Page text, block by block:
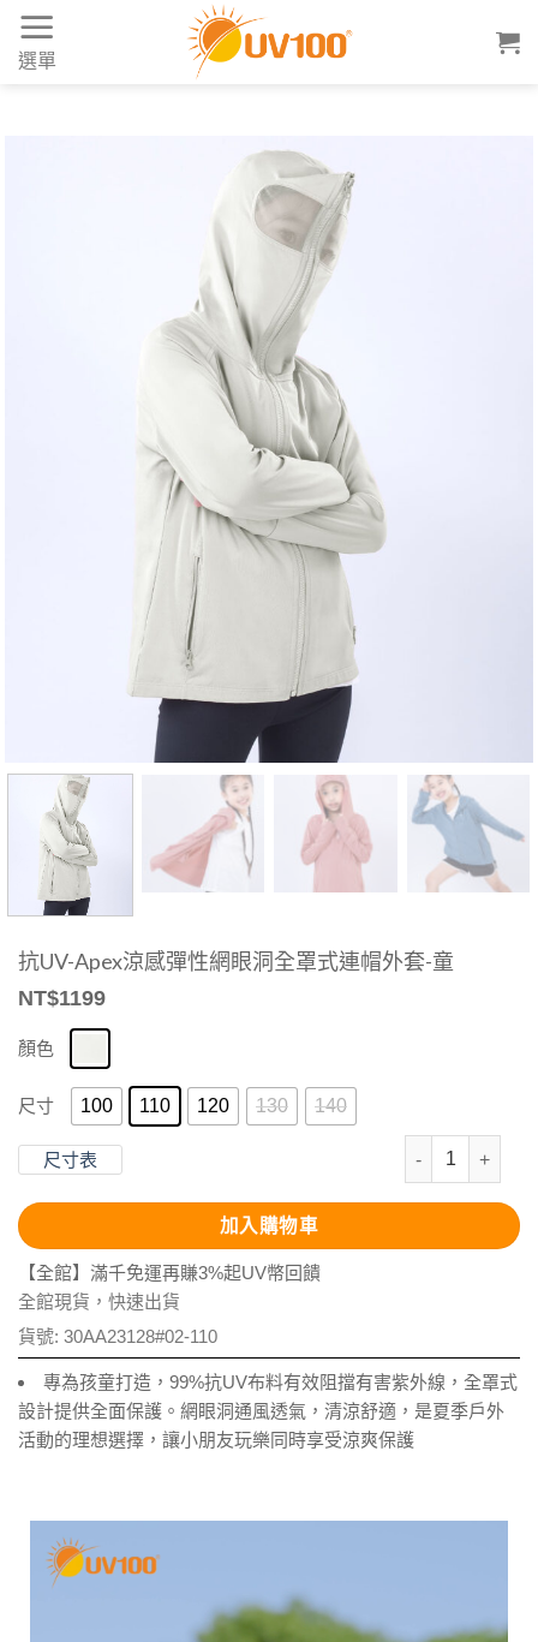
Skip
content
選單
抗UV-Apex涼感彈性網眼洞全罩式連帽外套-童
NT$1199
顏色
尺寸 100 110 120 130 140
尺寸表
抗UV-Apex涼
加入購物車
【全館】滿千免運再賺3%起UV幣回饋
全館現貨，快速出貨
貨號: 30AA23128#02-110
專為孩童打造，99%抗UV布料有效阻擋有害紫外線，全罩式
設計提供全面保護。網眼洞通風透氣，清涼舒適，是夏季戶外
活動的理想選擇，讓小朋友玩樂同時享受涼爽保護